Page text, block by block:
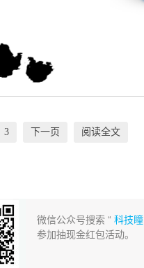
3 下一页 阅读全文
微信公众号搜索 “科技瞳
参加抽现金红包活动。